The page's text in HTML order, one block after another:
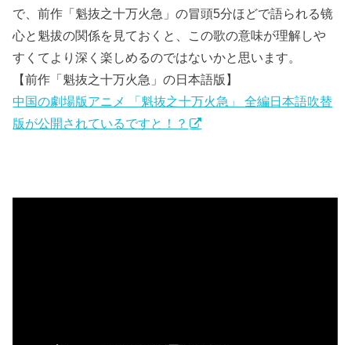
で、前作「魁抜之十万火急」の冒頭5分ほどで語られる镜
心と魁拔の関係を見ておくと、この歌の意味が理解しや
すくてより深く楽しめるのではないかと思います。
【前作「魁抜之十万火急」の日本語版】
中国の劇場版アニメ 「魁抜之十万火急」 全編日本語吹替
版が公開されているですと！？